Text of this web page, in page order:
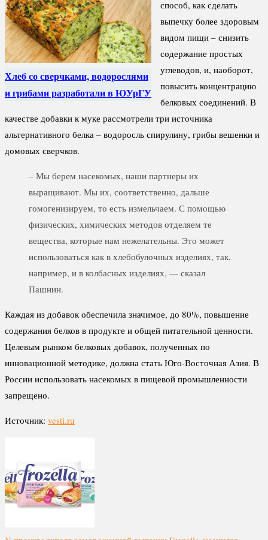
Хлеб со сверчками, водорослями
и грибами разработали в ЮУрГУ
способ, как сделать
выпечку более здоровым
видом пищи – снизить
содержание простых
углеводов, и, наоборот,
повысить концентрацию
белковых соединений. В
качестве добавки к муке рассмотрели три источника
альтернативного белка – водоросль спирулину, грибы вешенки и
домовых сверчков.
– Мы берем насекомых, наши партнеры их
выращивают. Мы их, соответственно, дальше
гомогенизируем, то есть измельчаем. С помощью
физических, химических методов отделяем те
вещества, которые нам нежелательны. Это может
использоваться как в хлебобулочных изделиях, так,
например, и в колбасных изделиях, — сказал
Пашнин.
Каждая из добавок обеспечила значимое, до 80%, повышение
содержания белков в продукте и общей питательной ценности.
Целевым рынком белковых добавок, полученных по
инновационной методике, должна стать Юго-Восточная Азия. В
России использовать насекомых в пищевой промышленности
запрещено.
Источник: vesti.ru